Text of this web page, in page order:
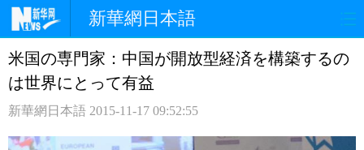
新華網日本語
ホームページ 政治 経済
観光 評論 写真
米国の専門家：中国が開放型経済を構築するの
は世界にとって有益
新華網日本語 2015-11-17 09:52:55